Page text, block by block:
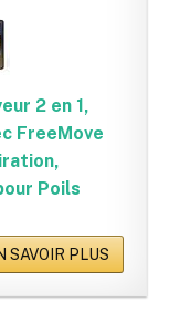
2 en 1,
FreeMove
Poils
SAVOIR PLUS